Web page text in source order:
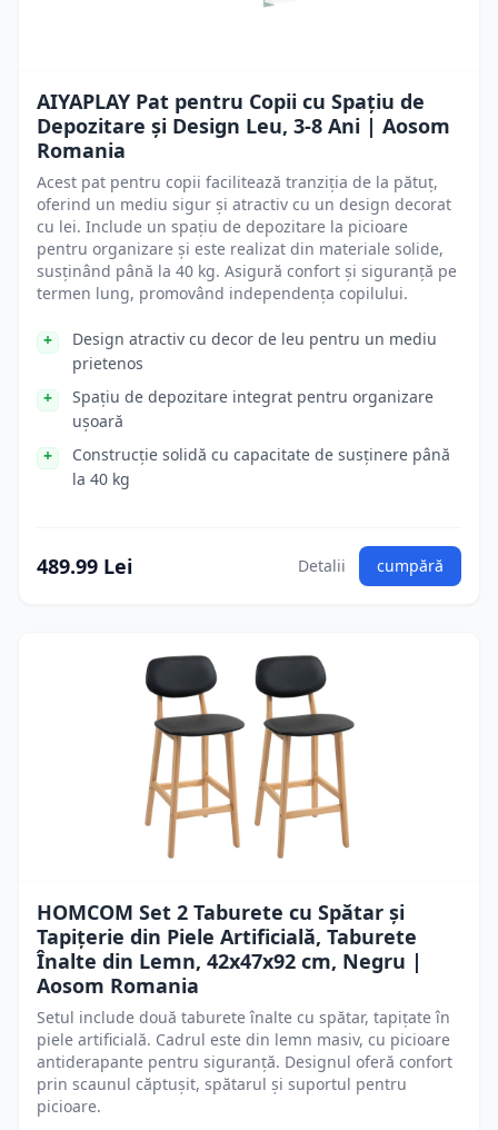
AIYAPLAY Pat pentru Copii cu Spațiu de
Depozitare și Design Leu, 3-8 Ani | Aosom
Romania
Acest pat pentru copii facilitează tranziția de la pătuț,
oferind un mediu sigur și atractiv cu un design decorat
cu lei. Include un spațiu de depozitare la picioare
pentru organizare și este realizat din materiale solide,
susținând până la 40 kg. Asigură confort și siguranță pe
termen lung, promovând independența copilului.
Design atractiv cu decor de leu pentru un mediu
prietenos
Spațiu de depozitare integrat pentru organizare
ușoară
Construcție solidă cu capacitate de susținere până
la 40 kg
489.99 Lei Detalii cumpără
HOMCOM Set 2 Taburete cu Spătar și
Tapițerie din Piele Artificială, Taburete
Înalte din Lemn, 42x47x92 cm, Negru |
Aosom Romania
Setul include două taburete înalte cu spătar, tapițate în
piele artificială. Cadrul este din lemn masiv, cu picioare
antiderapante pentru siguranță. Designul oferă confort
prin scaunul căptușit, spătarul și suportul pentru
picioare.